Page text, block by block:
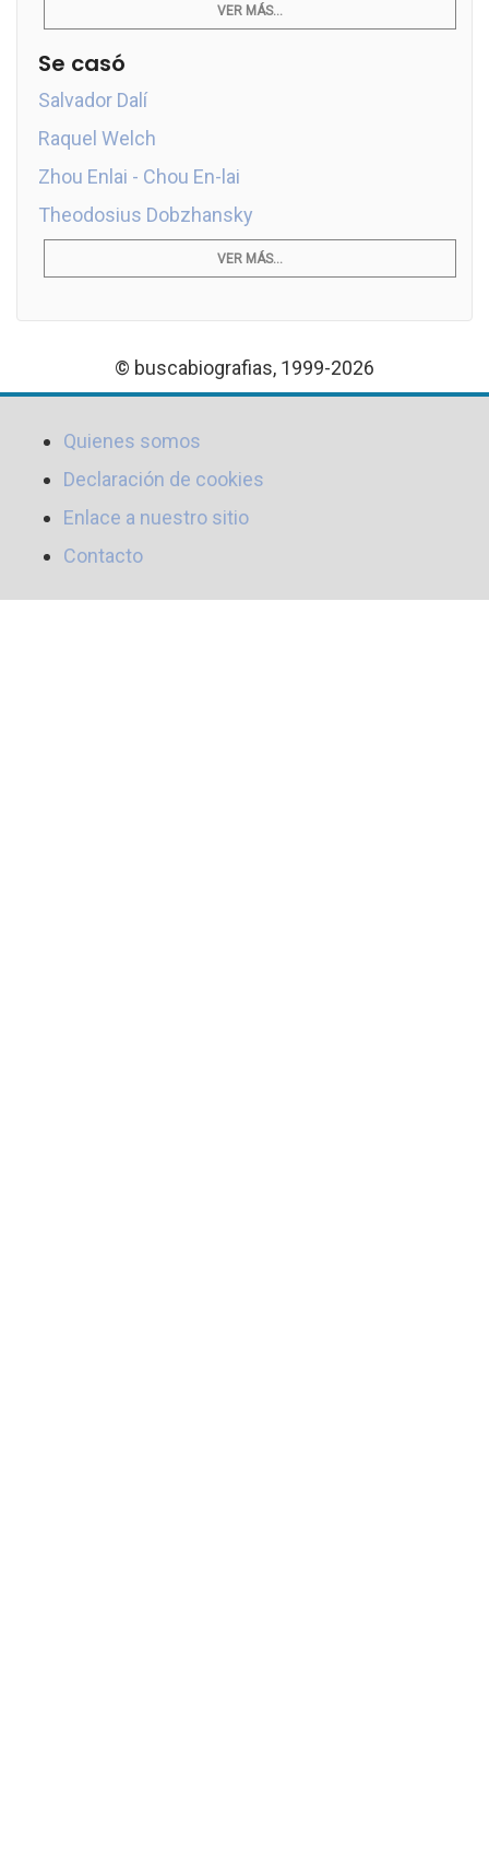
VER MÁS...
Se casó
Salvador Dalí
Raquel Welch
Zhou Enlai - Chou En-lai
Theodosius Dobzhansky
VER MÁS...
© buscabiografias, 1999-2026
Quienes somos
Declaración de cookies
Enlace a nuestro sitio
Contacto